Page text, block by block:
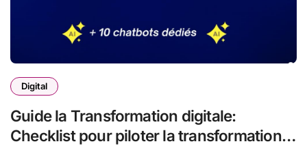
Digital
Guide la Transformation digitale:
Checklist pour piloter la transformation